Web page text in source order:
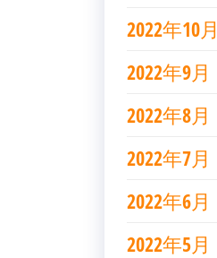
2022年10月
2022年9月
2022年8月
2022年7月
2022年6月
2022年5月